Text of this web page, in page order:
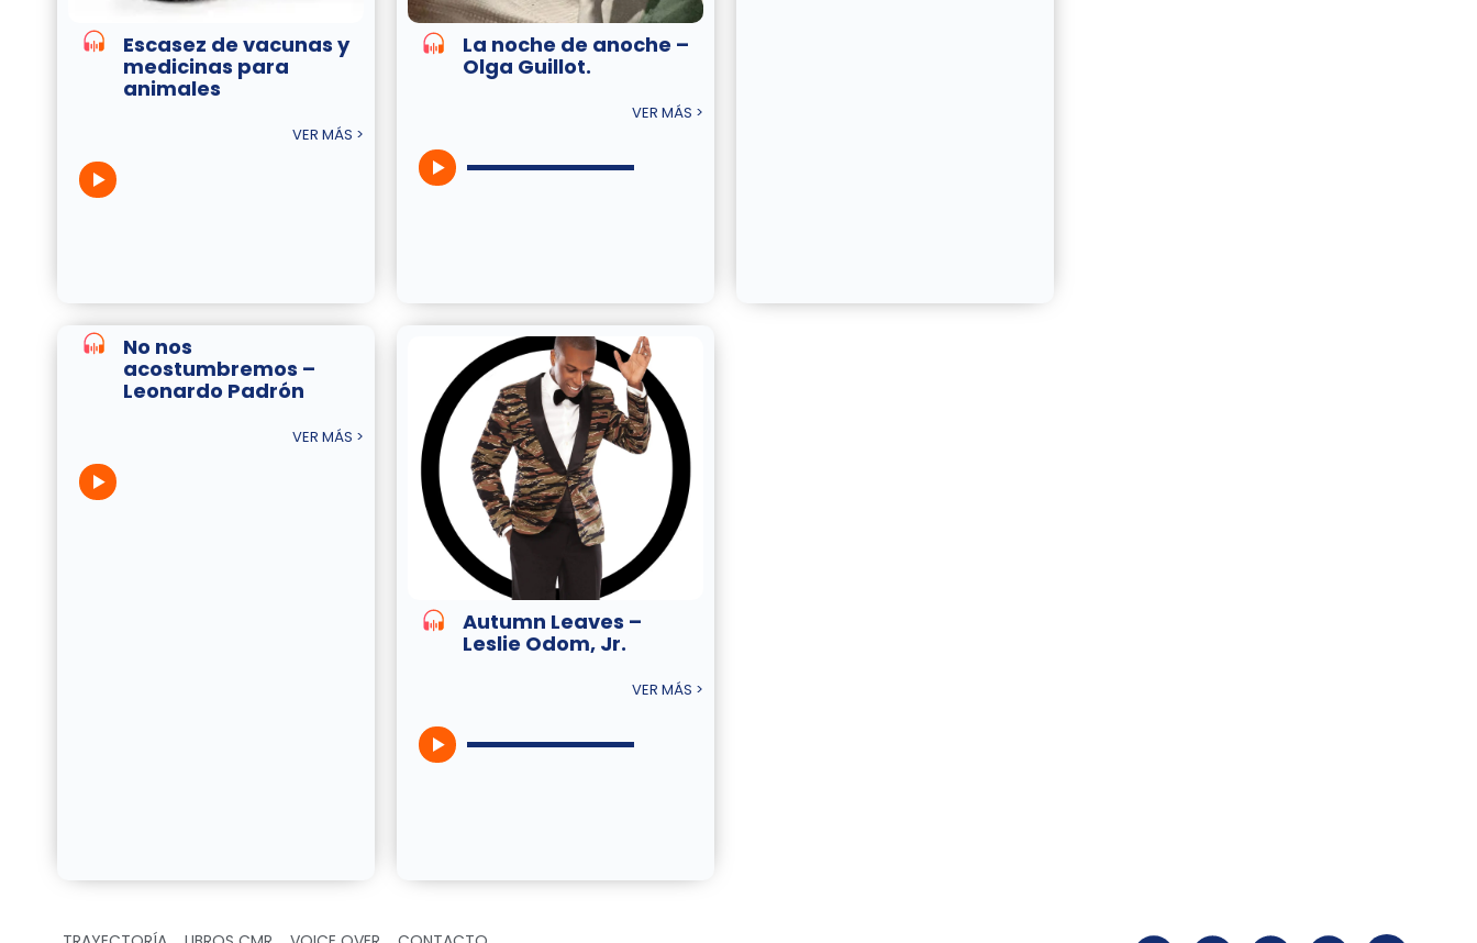
Escasez de vacunas y
medicinas para
animales
VER MÁS >
La noche de anoche –
Olga Guillot.
VER MÁS >
No nos
acostumbremos –
Leonardo Padrón
VER MÁS >
Autumn Leaves –
Leslie Odom, Jr.
VER MÁS >